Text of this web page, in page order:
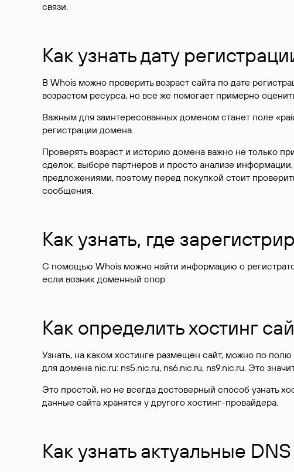
связи.
Как узнать дату
В Whois можно проверить возраст сайта по дате
возрастом ресурса, но все же помогает примерно
Важным для заинтересованных доменом станет поле
регистрации домена.
Проверять возраст и историю домена важно не только
сделок, выборе партнеров и просто анализе
предложениями, поэтому перед покупкой стоит
сообщения.
Как узнать, где
С помощью Whois можно найти информацию о
если возник доменный спор.
Как определить хостинг
Узнать, на каком хостинге размещен сайт, можно по
для домена nic.ru: ns5.nic.ru, ns6.nic.ru, ns9.nic.ru. Это
Это простой, но не всегда достоверный способ узнать
данные сайта хранятся у другого хостинг-провайдера.
Как узнать актуальные